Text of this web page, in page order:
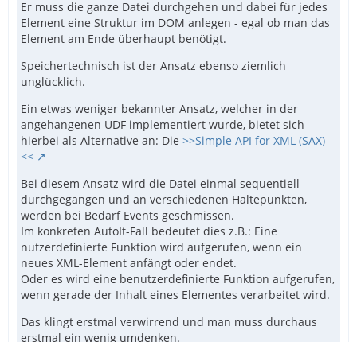
Er muss die ganze Datei durchgehen und dabei für jedes
Element eine Struktur im DOM anlegen - egal ob man das
Element am Ende überhaupt benötigt.
Speichertechnisch ist der Ansatz ebenso ziemlich
unglücklich.
Ein etwas weniger bekannter Ansatz, welcher in der
angehangenen UDF implementiert wurde, bietet sich
hierbei als Alternative an: Die >>Simple API for XML (SAX)
<<
Bei diesem Ansatz wird die Datei einmal sequentiell
durchgegangen und an verschiedenen Haltepunkten,
werden bei Bedarf Events geschmissen.
Im konkreten AutoIt-Fall bedeutet dies z.B.: Eine
nutzerdefinierte Funktion wird aufgerufen, wenn ein
neues XML-Element anfängt oder endet.
Oder es wird eine benutzerdefinierte Funktion aufgerufen,
wenn gerade der Inhalt eines Elementes verarbeitet wird.
Das klingt erstmal verwirrend und man muss durchaus
erstmal ein wenig umdenken.